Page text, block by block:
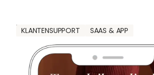
KLANTENSUPPORT SAAS & APP